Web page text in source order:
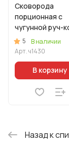
Сковорода
порционная с
чугунной руч-
145х30
5
В наличии
Арт.ч1430
В корзину
Назад к